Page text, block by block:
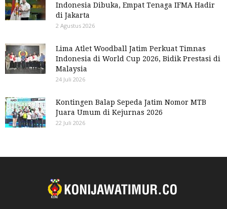
Indonesia Dibuka, Empat Tenaga IFMA Hadir
di Jakarta
2 Agustus 2026
Lima Atlet Woodball Jatim Perkuat Timnas
Indonesia di World Cup 2026, Bidik Prestasi di
Malaysia
24 Juli 2026
Kontingen Balap Sepeda Jatim Nomor MTB
Juara Umum di Kejurnas 2026
22 Juli 2026